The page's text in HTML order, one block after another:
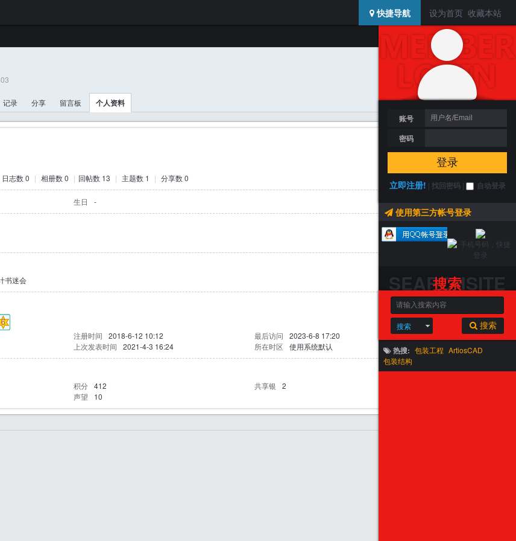
设为首页 收藏本站
快捷导航
登陆 / 注册
搜索
USERCENTER
账号
密码
登录
立即注册! | 找回密码| 自动登录
使用第三方帐号登录
SEARCHSITE
搜索
搜索 搜索
热搜: 包装工程 ArtiosCAD
包装结构
加为好友
发送消息
记录 分享 留言板 个人资料
日志数 0 | 相册数 0 | 回帖数 13 | 主题数 1 | 分享数 0
生日 -
书迷会
注册时间 2018-6-12 10:12 最后访问
2023-6-8 17:20
上次发表时间 2021-4-3 16:24 所在时区 使用系统默认
积分 412 共享银
2
声望 10